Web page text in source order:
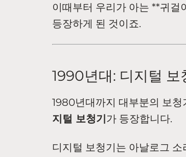
이때부터 우리가 아는 **귀걸
등장하게 된 것이죠.
1990년대: 디지털 보
1980년대까지 대부분의 보청
지털 보청기가 등장합니다.
디지털 보청기는 아날로그 소